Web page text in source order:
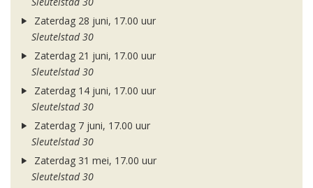
Zaterdag 28 juni, 17.00 uur
Sleutelstad 30
Zaterdag 21 juni, 17.00 uur
Sleutelstad 30
Zaterdag 14 juni, 17.00 uur
Sleutelstad 30
Zaterdag 7 juni, 17.00 uur
Sleutelstad 30
Zaterdag 31 mei, 17.00 uur
Sleutelstad 30